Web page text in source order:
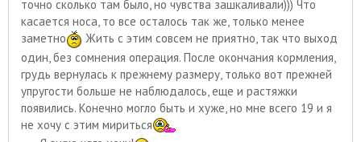
точно сколько там было, но чувства зашкаливали))) Что
касается носа, то все осталось так же, только менее
заметно
Жить с этим совсем не приятно, так что выход
один, без сомнения операция. После окончания кормления,
грудь вернулась к прежнему размеру, только вот прежней
упругости больше не наблюдалось, еще и растяжки
появились. Конечно могло быть и хуже, но мне всего 19 и я
не хочу с этим мириться